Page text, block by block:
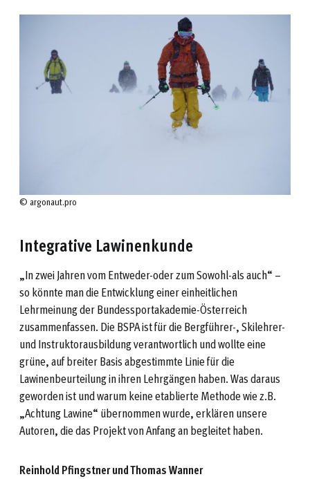
© argonaut.pro
Integrative Lawinenkunde
„In zwei Jahren vom Entweder-oder zum Sowohl-als auch“ –
so könnte man die Entwicklung einer einheitlichen
Lehrmeinung der Bundessportakademie-Österreich
zusammenfassen. Die BSPA ist für die Bergführer-, Skilehrer-
und Instruktorausbildung verantwortlich und wollte eine
grüne, auf breiter Basis abgestimmte Linie für die
Lawinenbeurteilung in ihren Lehrgängen haben. Was daraus
geworden ist und warum keine etablierte Methode wie z.B.
„Achtung Lawine“ übernommen wurde, erklären unsere
Autoren, die das Projekt von Anfang an begleitet haben.
Reinhold Pfingstner und Thomas Wanner